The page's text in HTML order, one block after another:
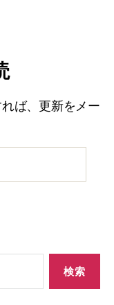
ば、更新をメー